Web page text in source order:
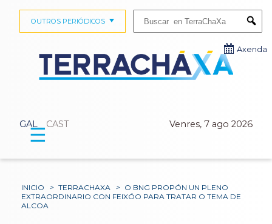
GAL CAST Venres, 7 ago 2026
OUTROS PERIÓDICOS
Axenda
☰
INICIO > TERRACHAXA > O BNG PROPÓN UN PLENO
EXTRAORDINARIO CON FEIXÓO PARA TRATAR O TEMA DE
ALCOA